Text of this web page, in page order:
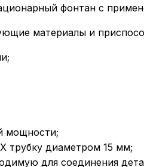
фонтан с
материалы и
мощности;
трубку диаметром 15 мм;
для соединения